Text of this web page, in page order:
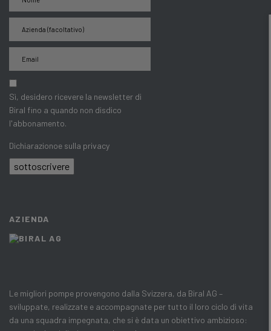
Sì, desidero ricevere la newsletter di
Biral fino a quando non disdico
l'abbonamento.
Dichiarazionoe sulla privacy
sottoscrivere
AZIENDA
Le migliori pompe provengono dalla Svizzera, da Biral AG –
sviluppate, realizzate e accompagnate per tutto il loro ciclo di vita
da una squadra impegnata, che si è data un obiettivo ambizioso: